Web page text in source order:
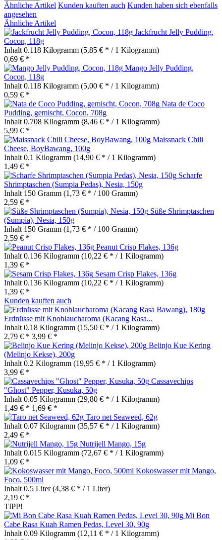
Ähnliche Artikel Kunden kauften auch Kunden haben sich ebenfalls
angesehen
Ähnliche Artikel
Jackfrucht Jelly Pudding,
Cocon, 118g
Inhalt 0.118 Kilogramm (5,85 € * / 1 Kilogramm)
0,69 € *
Mango Jelly Pudding,
Cocon, 118g
Inhalt 0.118 Kilogramm (5,00 € * / 1 Kilogramm)
0,59 € *
Nata de Coco
Pudding, gemischt, Cocon, 708g
Inhalt 0.708 Kilogramm (8,46 € * / 1 Kilogramm)
5,99 € *
Maissnack Chili
Cheese, BoyBawang, 100g
Inhalt 0.1 Kilogramm (14,90 € * / 1 Kilogramm)
1,49 € *
Scharfe
Shrimptaschen (Sumpia Pedas), Nesia, 150g
Inhalt 150 Gramm (1,73 € * / 100 Gramm)
2,59 € *
Süße Shrimptaschen
(Sumpia), Nesia, 150g
Inhalt 150 Gramm (1,73 € * / 100 Gramm)
2,59 € *
Peanut Crisp Flakes, 136g
Inhalt 0.136 Kilogramm (10,22 € * / 1 Kilogramm)
1,39 € *
Sesam Crisp Flakes, 136g
Inhalt 0.136 Kilogramm (10,22 € * / 1 Kilogramm)
1,39 € *
Kunden kauften auch
Erdnüsse mit Knoblaucharoma (Kacang Rasa...
Inhalt 0.18 Kilogramm (15,50 € * / 1 Kilogramm)
2,79 € * 3,99 € *
Belinjo Kue Kering
(Melinjo Kekse), 200g
Inhalt 0.2 Kilogramm (19,95 € * / 1 Kilogramm)
3,99 € *
Cassavechips
"Ghost" Pepper, Kusuka, 50g
Inhalt 0.05 Kilogramm (29,80 € * / 1 Kilogramm)
1,49 € * 1,69 € *
Taro net Seaweed, 62g
Inhalt 0.07 Kilogramm (35,57 € * / 1 Kilogramm)
2,49 € *
Nutrijell Mango, 15g
Inhalt 0.015 Kilogramm (72,67 € * / 1 Kilogramm)
1,09 € *
Kokoswasser mit Mango,
Foco, 500ml
Inhalt 0.5 Liter(4,38 € * / 1 Liter)
2,19 € *
TIPP!
Mi Bon
Cabe Rasa Kuah Ramen Pedas, Level 30, 90g
Inhalt 0.09 Kilogramm (12,11 € * / 1 Kilogramm)